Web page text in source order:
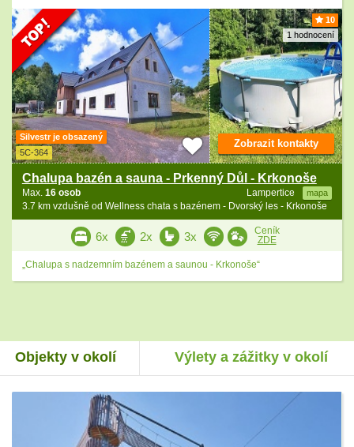
10
1 hodnocení
Silvestr je obsazený
5C-364
Chalupa bazén a sauna - Prkenný Důl - Krkonoše
Lampertice mapa
Max. 16 osob
3.7 km vzdušně od Wellness chata s bazénem - Dvorský les - Krkonoše
Zobrazit kontakty
6x 2x 3x
Ceník
ZDE
„Chalupa s nadzemním bazénem a saunou - Krkonoše“
Objekty v okolí Výlety a zážitky v okolí